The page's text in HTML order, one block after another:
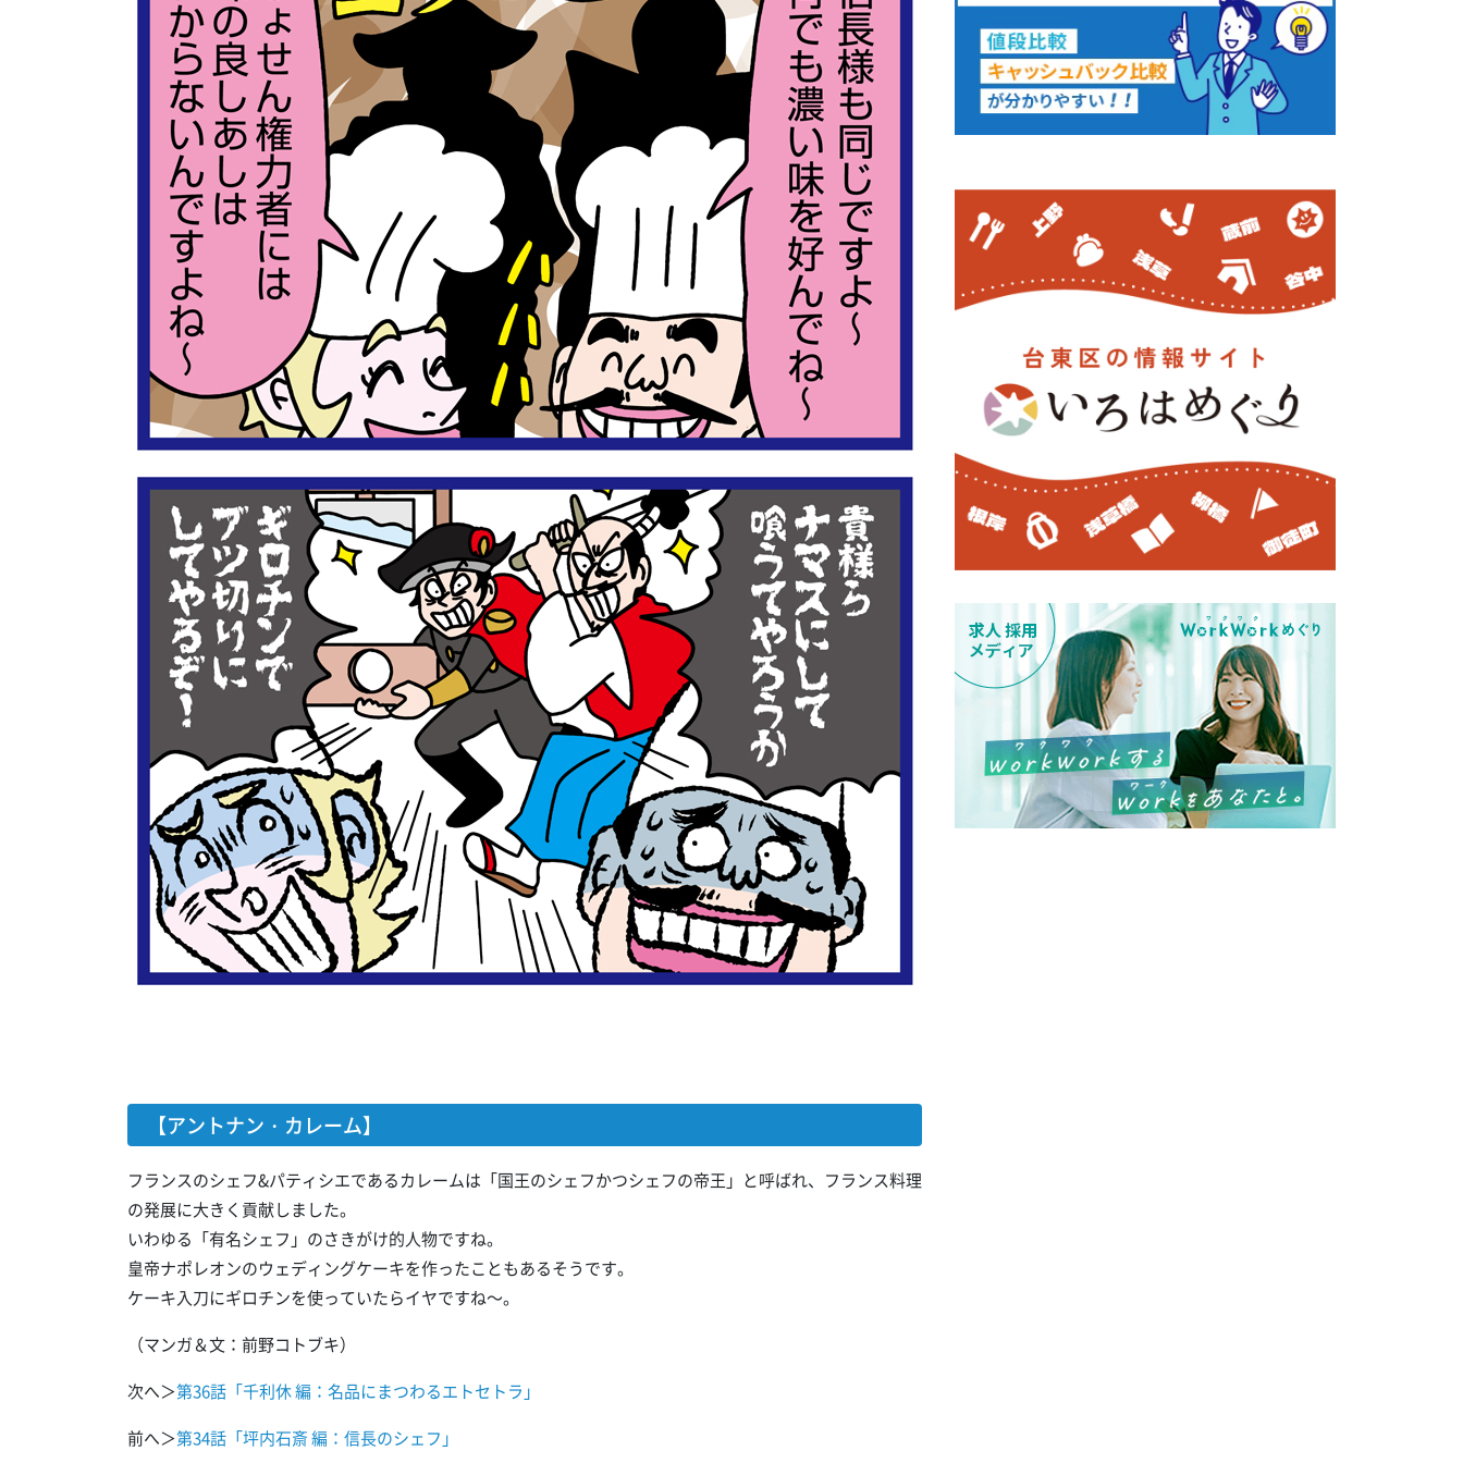
【アントナン・カレーム】
フランスのシェフ&パティシエであるカレームは「国王のシェフかつシェフの帝王」と呼ばれ、フランス料理
の発展に大きく貢献しました。
いわゆる「有名シェフ」のさきがけ的人物ですね。
皇帝ナポレオンのウェディングケーキを作ったこともあるそうです。
ケーキ入刀にギロチンを使っていたらイヤですね～。
（マンガ＆文：前野コトブキ）
次へ＞第36話「千利休 編：名品にまつわるエトセトラ」
前へ＞第34話「坪内石斎 編：信長のシェフ」